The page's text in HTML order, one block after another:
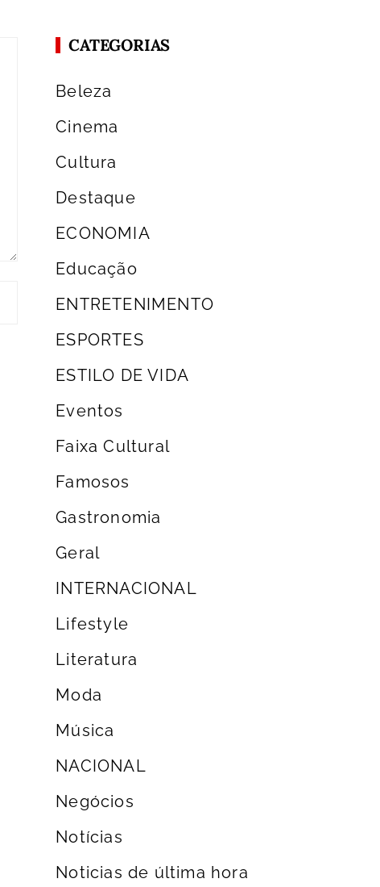
CATEGORIAS
Beleza
Cinema
Cultura
Destaque
ECONOMIA
Educação
ENTRETENIMENTO
ESPORTES
ESTILO DE VIDA
Eventos
Faixa Cultural
Famosos
Gastronomia
Geral
INTERNACIONAL
Lifestyle
Literatura
Moda
Música
NACIONAL
Negócios
Notícias
Noticias de última hora